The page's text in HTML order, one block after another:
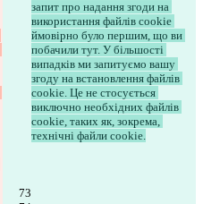
запит про надання згоди на
використання файлів cookie
ймовірно було першим, що ви
побачили тут. У більшості
випадків ми запитуємо вашу
згоду на встановлення файлів
cookie. Це не стосується
виключно необхідних файлів
cookie, таких як, зокрема,
технічні файли cookie.